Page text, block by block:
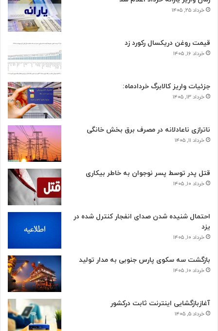
خرداد ۲۵, ۱۴۰۵
قیمت روغن دریکسال رکورد زد
خرداد ۱۶, ۱۴۰۵
جزئیات واریز کالابرگ خردادماه:
خرداد ۱۳, ۱۴۰۵
ناترازی ناعادلانه در مصرف برق بخش خانگی
خرداد ۱۱, ۱۴۰۵
قتل پدر توسط پسر نوجوان به خاطر بیکاری
خرداد ۱۰, ۱۴۰۵
احتمال شنیده شدن صدای انفجار کنترل شده در
یزد
خرداد ۱۰, ۱۴۰۵
بازگشت سه سکوی پارس جنوبی به مدار تولید
خرداد ۱۰, ۱۴۰۵
آغازبازگشایی اینترنت ثابت درکشور
خرداد ۵, ۱۴۰۵